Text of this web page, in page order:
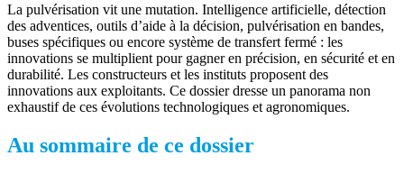
La pulvérisation vit une mutation. Intelligence artificielle, détection
des adventices, outils d’aide à la décision, pulvérisation en bandes,
buses spécifiques ou encore système de transfert fermé : les
innovations se multiplient pour gagner en précision, en sécurité et en
durabilité. Les constructeurs et les instituts proposent des
innovations aux exploitants. Ce dossier dresse un panorama non
exhaustif de ces évolutions technologiques et agronomiques.
Au sommaire de ce dossier